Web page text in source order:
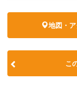
地図・
こ